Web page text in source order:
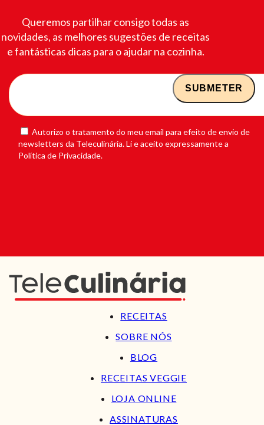
Queremos partilhar consigo todas as
novidades, as melhores sugestões de receitas
e fantásticas dicas para o ajudar na cozinha.
Autorizo o tratamento do meu email para efeito de envio de
newsletters da Teleculinária. Li e aceito expressamente a
Política de Privacidade.
RECEITAS
SOBRE NÓS
BLOG
RECEITAS VEGGIE
LOJA ONLINE
ASSINATURAS